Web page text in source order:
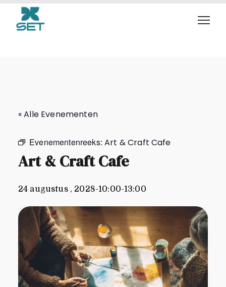
Art & Craft Cafe
« Alle Evenementen
Evenementenreeks:Art & Craft Cafe
Art & Craft Cafe
24 augustus , 2028-10:00-13:00